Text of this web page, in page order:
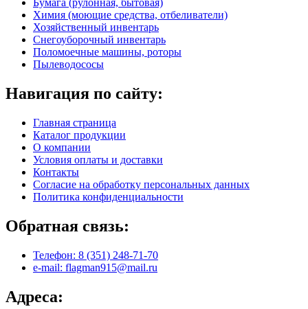
Бумага (рулонная, бытовая)
Химия (моющие средства, отбеливатели)
Хозяйственный инвентарь
Снегоуборочный инвентарь
Поломоечные машины, роторы
Пылеводососы
Навигация по сайту:
Главная страница
Каталог продукции
О компании
Условия оплаты и доставки
Контакты
Согласие на обработку персональных данных
Политика конфиденциальности
Обратная связь:
Телефон: 8 (351) 248-71-70
e-mail: flagman915@mail.ru
Адреса: